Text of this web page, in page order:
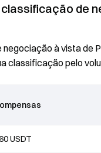
de
à vista de
classificação pelo
USDT